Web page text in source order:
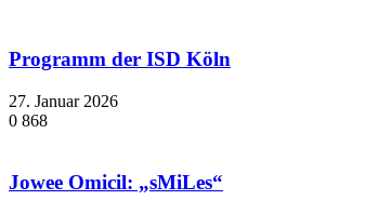
Programm der ISD Köln
27. Januar 2026
0 868
Jowee Omicil: „sMiLes“